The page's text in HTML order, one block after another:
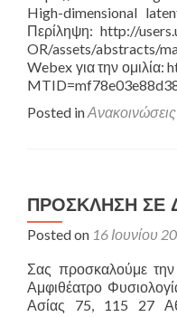
High-dimensional
Περίληψη: http://
OR/assets/abstracts/
Webex για την
Posted inΑνακοινώσεις
ΠΡΟΣΚΛΗΣΗ ΣΕ
Posted on 16 Ιουνίου
Σας προσκαλούμε
Αμφιθέατρο
Ασίας 75, 115 27